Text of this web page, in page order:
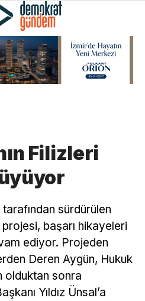
Filizleri
sürdürülen
projesi, başarı hikayeleri
ediyor. Projeden
Deren Aygün, Hukuk
olduktan sonra
Yıldız Ünsal’a